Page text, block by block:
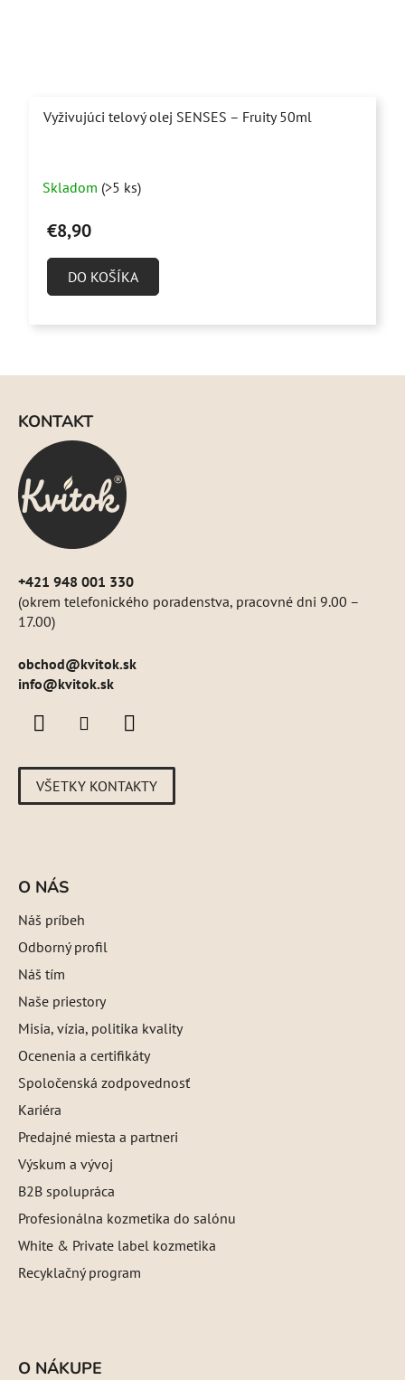
Vyživujúci telový olej SENSES – Fruity 50ml
hodnotenie
produktu
z
Skladom (>5 ks)
€8,90
DO KOŠÍKA
KONTAKT
+421 948 001 330
(okrem telefonického poradenstva, pracovné dni 9.00 –
17.00)
obchod@kvitok.sk
info@kvitok.sk
VŠETKY KONTAKTY
O NÁS
Náš príbeh
Odborný profil
Náš tím
Naše priestory
Misia, vízia, politika kvality
Ocenenia a certifikáty
Spoločenská zodpovednosť
Kariéra
Predajné miesta a partneri
Výskum a vývoj
B2B spolupráca
Profesionálna kozmetika do salónu
White & Private label kozmetika
Recyklačný program
O NÁKUPE